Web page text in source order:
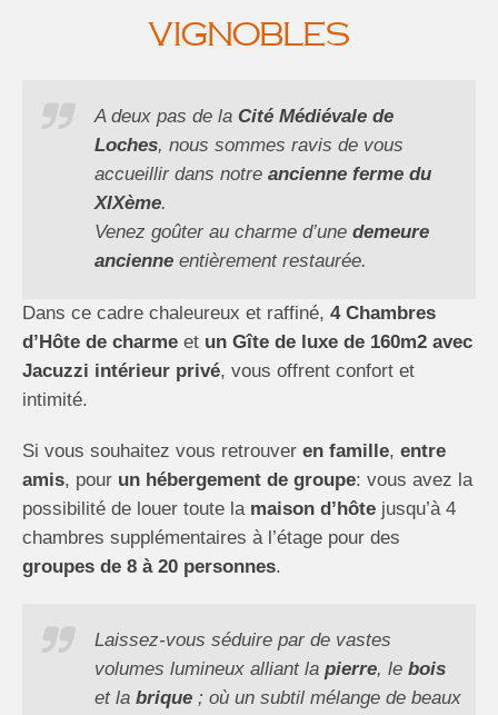
vignobles
A deux pas de la Cité Médiévale de
Loches, nous sommes ravis de vous
accueillir dans notre ancienne ferme du
XIXème.
Venez goûter au charme d’une demeure
ancienne entièrement restaurée.
Dans ce cadre chaleureux et raffiné, 4 Chambres
d’Hôte de charme et un Gîte de luxe de 160m2 avec
Jacuzzi intérieur privé, vous offrent confort et
intimité.
Si vous souhaitez vous retrouver en famille, entre
amis, pour un hébergement de groupe: vous avez la
possibilité de louer toute la maison d’hôte jusqu’à 4
chambres supplémentaires à l’étage pour des
groupes de 8 à 20 personnes.
Laissez-vous séduire par de vastes
volumes lumineux alliant la pierre, le bois
et la brique ; où un subtil mélange de beaux